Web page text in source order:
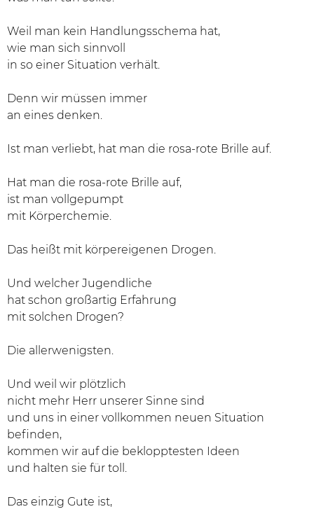
Weil man kein Handlungsschema hat,
wie man sich sinnvoll
in so einer Situation verhält.
Denn wir müssen immer
an eines denken.
Ist man verliebt, hat man die rosa-rote Brille auf.
Hat man die rosa-rote Brille auf,
ist man vollgepumpt
mit Körperchemie.
Das heißt mit körpereigenen Drogen.
Und welcher Jugendliche
hat schon großartig Erfahrung
mit solchen Drogen?
Die allerwenigsten.
Und weil wir plötzlich
nicht mehr Herr unserer Sinne sind
und uns in einer vollkommen neuen Situation
befinden,
kommen wir auf die beklopptesten Ideen
und halten sie für toll.
Das einzig Gute ist,